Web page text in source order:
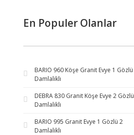
En Populer Olanlar
BARIO 960 Köşe Granit Evye 1 Gözlü
Damlalıklı
DEBRA 830 Granit Köşe Evye 2 Gözlü
Damlalıklı
BARIO 995 Granit Evye 1 Gözlü 2
Damlalıklı